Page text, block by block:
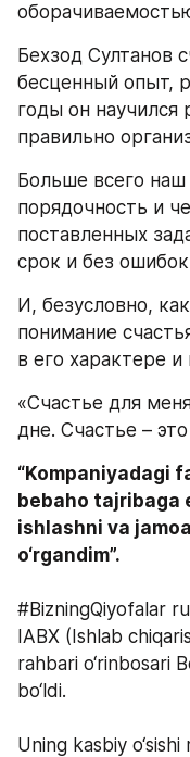
Бехзод Султанов
бесценный опыт,
годы он научился
правильно
Больше всего наш
порядочность и
поставленных
срок и без
И, безусловно,
понимание
в его характере и
«Счастье для
дне. Счастье –
“Kompaniyadagi
bebaho tajribaga
ishlashni va
o‘rgandim”.
#BizningQiyofalar
IABX (Ishlab
rahbari o‘rinbosari
bo‘ldi.
Uning kasbiy